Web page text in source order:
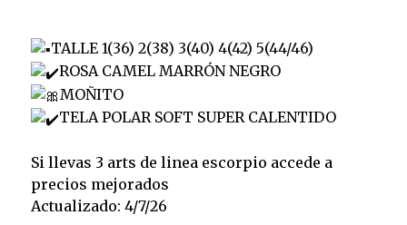
TALLE 1(36) 2(38) 3(40) 4(42) 5(44/46)
ROSA CAMEL MARRÓN NEGRO
MOÑITO
TELA POLAR SOFT SUPER CALENTIDO
Si llevas 3 arts de linea escorpio accede a
precios mejorados
Actualizado: 4/7/26